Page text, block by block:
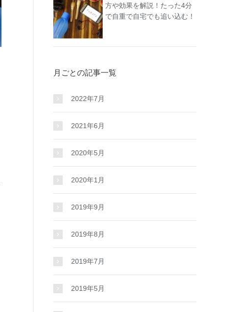
方や効果を解説！たった4分
で自重で自宅でも追い込む！
月ごとの記事一覧
2022年7月
2021年6月
2020年5月
2020年1月
2019年9月
2019年8月
2019年7月
2019年5月